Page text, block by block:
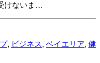
けないま…
, ビジネス, ベイエリア, 健